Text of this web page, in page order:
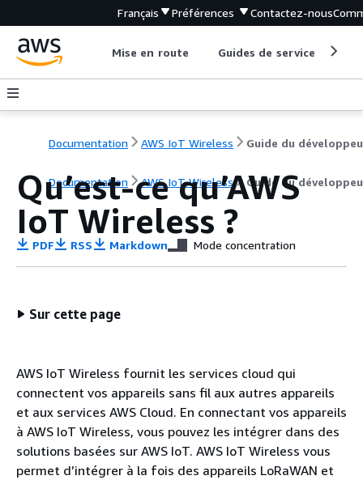
Français Préférences Contactez-nous
Mise en route Guides de service
Documentation AWS IoT Wireless Guide du
Documentation AWS IoT Wireless Guide du
Qu’est-ce qu’AWS
IoT Wireless ?
PDF RSS Markdown Mode concentration
Sur cette page
AWS IoT Wireless fournit les services cloud qui
connectent vos appareils sans fil aux autres appareils
et aux services AWS Cloud. En connectant vos appareils
à AWS IoT Wireless, vous pouvez les intégrer dans des
solutions basées sur AWS IoT. AWS IoT Wireless vous
permet d’intégrer à la fois des appareils LoRaWAN et